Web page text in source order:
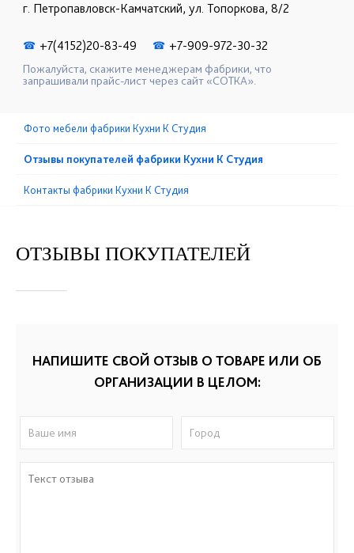
г. Петропавловск-Камчатский, ул. Топоркова, 8/2
☎ +7(4152)20-83-49 ☎ +7-909-972-30-32
Пожалуйста, скажите менеджерам фабрики, что
запрашивали прайс-лист через сайт «СОТКА».
Фото мебели фабрики Кухни К Студия
Отзывы покупателей фабрики Кухни К Студия
Контакты фабрики Кухни К Студия
ОТЗЫВЫ ПОКУПАТЕЛЕЙ
НАПИШИТЕ СВОЙ ОТЗЫВ О ТОВАРЕ ИЛИ ОБ
ОРГАНИЗАЦИИ В ЦЕЛОМ: